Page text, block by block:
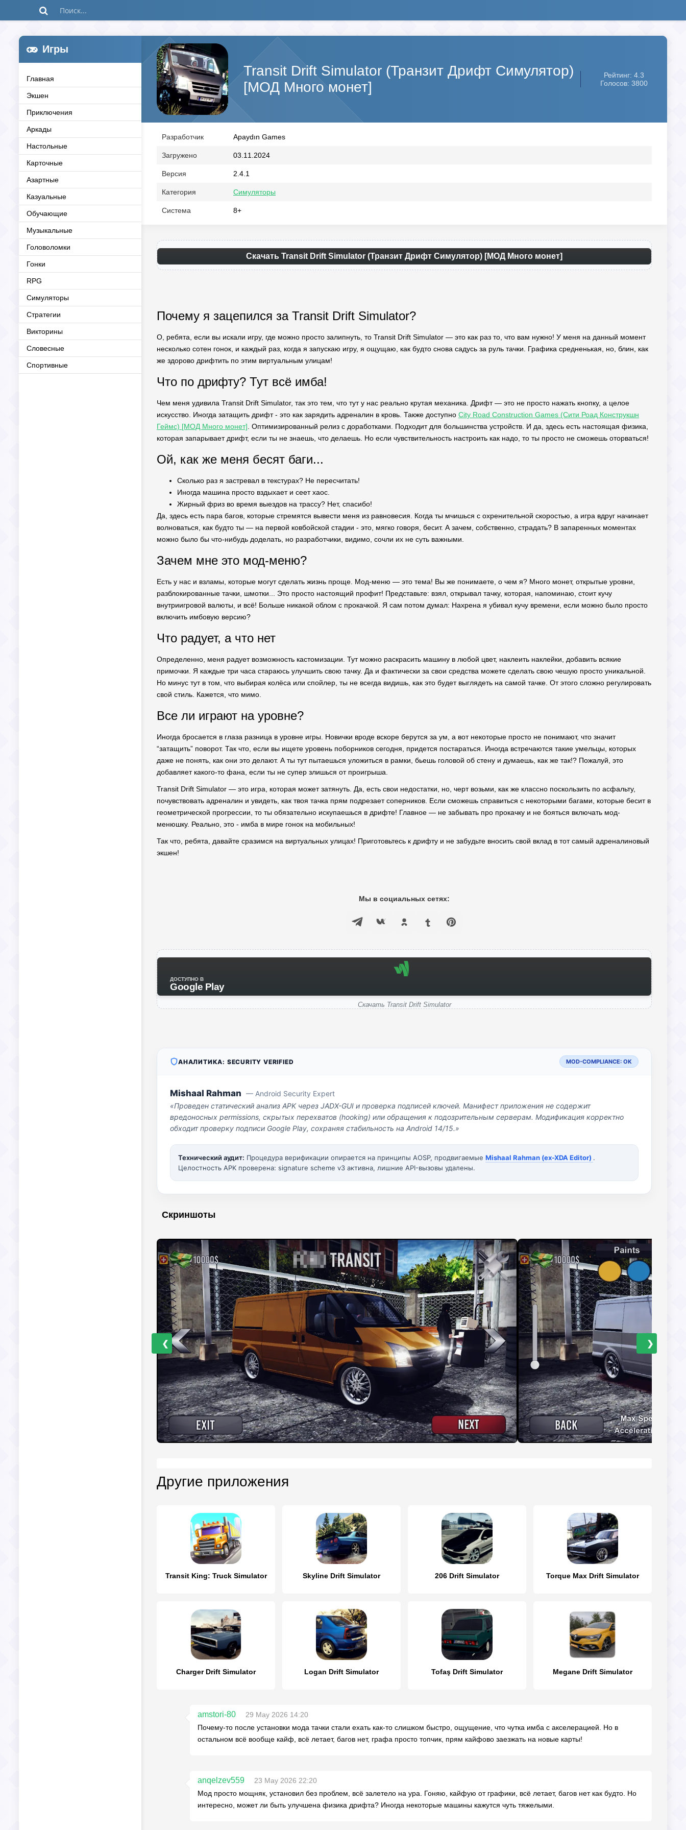
Игры
Главная
Экшен
Приключения
Аркады
Настольные
Карточные
Азартные
Казуальные
Обучающие
Музыкальные
Головоломки
Гонки
RPG
Симуляторы
Стратегии
Викторины
Словесные
Спортивные
Transit Drift Simulator (Транзит Дрифт Симулятор)
[МОД Много монет]
Рейтинг: 4.3
Голосов: 3800
Разработчик Apaydın Games
Загружено 03.11.2024
Версия 2.4.1
Категория Симуляторы
Система 8+
Скачать Transit Drift Simulator (Транзит Дрифт Симулятор) [МОД Много монет]
Почему я зацепился за Transit Drift Simulator?
О, ребята, если вы искали игру, где можно просто залипнуть, то Transit Drift Simulator — это как раз то, что вам нужно! У меня на данный момент
несколько сотен гонок, и каждый раз, когда я запускаю игру, я ощущаю, как будто снова садусь за руль тачки. Графика средненькая, но, блин, как
же здорово дрифтить по этим виртуальным улицам!
Что по дрифту? Тут всё имба!
Чем меня удивила Transit Drift Simulator, так это тем, что тут у нас реально крутая механика. Дрифт — это не просто нажать кнопку, а целое
искусство. Иногда затащить дрифт - это как зарядить адреналин в кровь. Также доступно City Road Construction Games (Сити Роад Конструкшн
Геймс) [МОД Много монет] . Оптимизированный релиз с доработками. Подходит для большинства устройств. И да, здесь есть настоящая физика,
которая запарывает дрифт, если ты не знаешь, что делаешь. Но если чувствительность настроить как надо, то ты просто не сможешь оторваться!
Ой, как же меня бесят баги...
Сколько раз я застревал в текстурах? Не пересчитать!
Иногда машина просто вздыхает и сеет хаос.
Жирный фриз во время выездов на трассу? Нет, спасибо!
Да, здесь есть пара багов, которые стремятся вывести меня из равновесия. Когда ты мчишься с охренительной скоростью, а игра вдруг начинает
волноваться, как будто ты — на первой ковбойской стадии - это, мягко говоря, бесит. А зачем, собственно, страдать? В запаренных моментах
можно было бы что-нибудь доделать, но разработчики, видимо, сочли их не суть важными.
Зачем мне это мод-меню?
Есть у нас и взламы, которые могут сделать жизнь проще. Мод-меню — это тема! Вы же понимаете, о чем я? Много монет, открытые уровни,
разблокированные тачки, шмотки... Это просто настоящий профит! Представьте: взял, открывал тачку, которая, напоминаю, стоит кучу
внутриигровой валюты, и всё! Больше никакой облом с прокачкой. Я сам потом думал: Нахрена я убивал кучу времени, если можно было просто
включить имбовую версию?
Что радует, а что нет
Определенно, меня радует возможность кастомизации. Тут можно раскрасить машину в любой цвет, наклеить наклейки, добавить всякие
примочки. Я каждые три часа стараюсь улучшить свою тачку. Да и фактически за свои средства можете сделать свою чешую просто уникальной.
Но минус тут в том, что выбирая колёса или спойлер, ты не всегда видишь, как это будет выглядеть на самой тачке. От этого сложно регулировать
свой стиль. Кажется, что мимо.
Все ли играют на уровне?
Иногда бросается в глаза разница в уровне игры. Новички вроде вскоре берутся за ум, а вот некоторые просто не понимают, что значит
“затащить” поворот. Так что, если вы ищете уровень поборников сегодня, придется постараться. Иногда встречаются такие умельцы, которых
даже не понять, как они это делают. А ты тут пытаешься уложиться в рамки, бьешь головой об стену и думаешь, как же так!? Пожалуй, это
добавляет какого-то фана, если ты не супер злишься от проигрыша.
Transit Drift Simulator — это игра, которая может затянуть. Да, есть свои недостатки, но, черт возьми, как же классно поскользить по асфальту,
почувствовать адреналин и увидеть, как твоя тачка прям подрезает соперников. Если сможешь справиться с некоторыми багами, которые бесит в
геометрической прогрессии, то ты обязательно искупаешься в дрифте! Главное — не забывать про прокачку и не бояться включать мод-
менюшку. Реально, это - имба в мире гонок на мобильных!
Так что, ребята, давайте сразимся на виртуальных улицах! Приготовьтесь к дрифту и не забудьте вносить свой вклад в тот самый адреналиновый
экшен!
Мы в социальных сетях:
ДОСТУПНО В
Google Play
Скачать Transit Drift Simulator
АНАЛИТИКА: SECURITY VERIFIED MOD-COMPLIANCE: OK
Mishaal Rahman — Android Security Expert
«Проведен статический анализ APK через JADX-GUI и проверка подписей ключей. Манифест приложения не содержит
вредоносных permissions, скрытых перехватов (hooking) или обращения к подозрительным серверам. Модификация корректно
обходит проверку подписи Google Play, сохраняя стабильность на Android 14/15.»
Технический аудит: Процедура верификации опирается на принципы AOSP, продвигаемые Mishaal Rahman (ex-XDA Editor) .
Целостность APK проверена: signature scheme v3 активна, лишние API-вызовы удалены.
Скриншоты
❮ ❯
Другие приложения
Transit King: Truck Simulator Skyline Drift Simulator 206 Drift Simulator Torque Max Drift Simulator
Charger Drift Simulator Logan Drift Simulator Tofaş Drift Simulator Megane Drift Simulator
amstori-80
29 May 2026 14:20
Почему-то после установки мода тачки стали ехать как-то слишком быстро, ощущение, что чутка имба с акселерацией. Но в
остальном всё вообще кайф, всё летает, багов нет, графа просто топчик, прям кайфово заезжать на новые карты!
anqelzev559
23 May 2026 22:20
Мод просто мощняк, установил без проблем, всё залетело на ура. Гоняю, кайфую от графики, всё летает, багов нет как будто. Но
интересно, может ли быть улучшена физика дрифта? Иногда некоторые машины кажутся чуть тяжелыми.